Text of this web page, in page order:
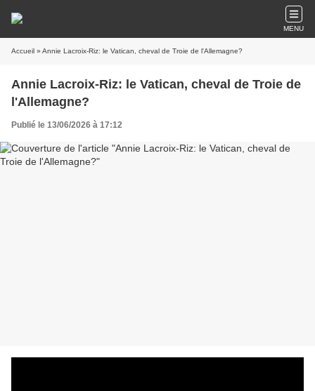
MENU
Accueil » Annie Lacroix-Riz: le Vatican, cheval de Troie de l'Allemagne?
Annie Lacroix-Riz: le Vatican, cheval de Troie de
l'Allemagne?
Publié le 13/06/2026 à 17:12